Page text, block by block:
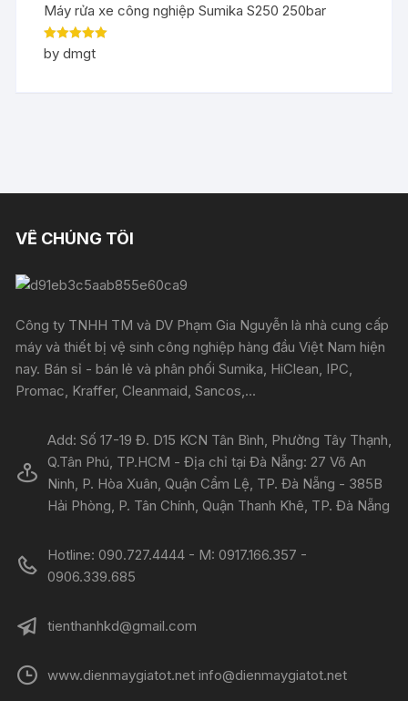
Máy rửa xe công nghiệp Sumika S250 250bar
Rated5out
of 5
by dmgt
VỀ CHÚNG TÔI
Công ty TNHH TM và DV Phạm Gia Nguyễn là nhà cung cấp
máy và thiết bị vệ sinh công nghiệp hàng đầu Việt Nam hiện
nay. Bán sỉ - bán lẻ và phân phối Sumika, HiClean, IPC,
Promac, Kraffer, Cleanmaid, Sancos,...
Add: Số 17-19 Đ. D15 KCN Tân Bình, Phường Tây Thạnh,
Q.Tân Phú, TP.HCM - Địa chỉ tại Đà Nẵng: 27 Võ An
Ninh, P. Hòa Xuân, Quận Cẩm Lệ, TP. Đà Nẵng - 385B
Hải Phòng, P. Tân Chính, Quận Thanh Khê, TP. Đà Nẵng
Hotline: 090.727.4444 - M: 0917.166.357 -
0906.339.685
tienthanhkd@gmail.com
www.dienmaygiatot.net info@dienmaygiatot.net